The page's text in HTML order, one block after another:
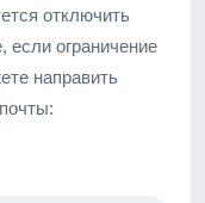
отключить
если ограничение
направить